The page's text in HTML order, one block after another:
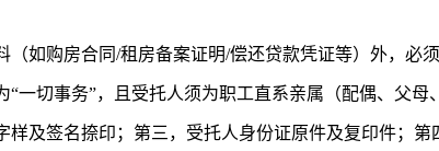
如购房合同/租房备案证明/偿还贷款凭证等）外，必
一切事务”，且受托人须为职工直系亲属（配偶、父
样及签名捺印；第三，受托人身份证原件及复印件；